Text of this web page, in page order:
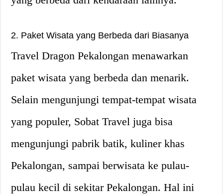
2. Paket Wisata yang Berbeda dari Biasanya
Travel Dragon Pekalongan menawarkan
paket wisata yang berbeda dan menarik.
Selain mengunjungi tempat-tempat wisata
yang populer, Sobat Travel juga bisa
mengunjungi pabrik batik, kuliner khas
Pekalongan, sampai berwisata ke pulau-
pulau kecil di sekitar Pekalongan. Hal ini